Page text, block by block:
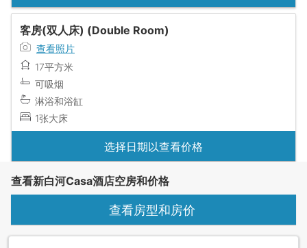
客房(双人床) (Double Room)
查看照片
17平方米
可吸烟
淋浴和浴缸
1张大床
选择日期以查看价格
查看新白河Casa酒店空房和价格
查看房型和房价